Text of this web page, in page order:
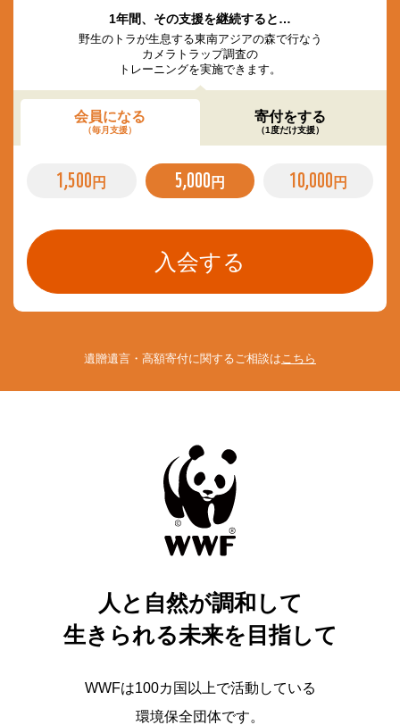
1年間、その支援を継続すると…
野生のトラが生息する東南アジアの森で行なう
カメラトラップ調査の
トレーニングを実施できます。
会員になる
（毎月支援）
寄付をする
（1度だけ支援）
1,500 円 5,000 円 10,000 円
遺贈遺言・高額寄付に関するご相談はこちら
人と自然が調和して
生きられる未来を目指して
WWFは100カ国以上で活動している
環境保全団体です。